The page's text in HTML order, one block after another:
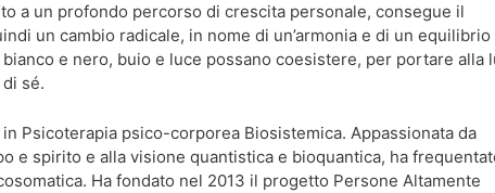
a un profondo percorso di crescita personale, consegue il
un cambio radicale, in nome di un’armonia e di un equilibrio
e nero, buio e luce possano coesistere, per portare alla
sé.
Psicoterapia psico-corporea Biosistemica. Appassionata da
e spirito e alla visione quantistica e bioquantica, ha
Ha fondato nel 2013 il progetto Persone Altamente